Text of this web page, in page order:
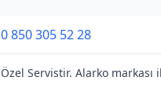
0 850 305 52 28
Özel Servistir. Alarko